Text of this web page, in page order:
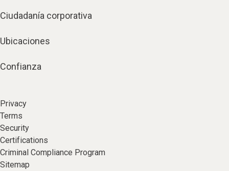
Ciudadanía corporativa
Ubicaciones
Confianza
Privacy
Terms
Security
Certifications
Criminal Compliance Program
Sitemap